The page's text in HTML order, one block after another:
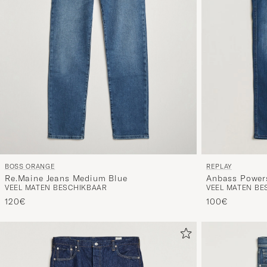
BOSS ORANGE
Re.Maine Jeans Medium Blue
VEEL MATEN BESCHIKBAAR
120€
REPLAY
Anbass
VEEL MATEN
100€